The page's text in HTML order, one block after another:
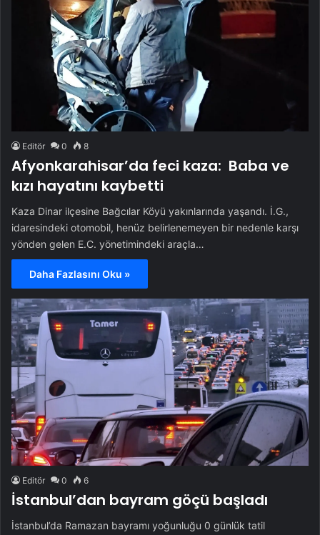
Editör 0 8
Afyonkarahisar’da feci kaza: Baba ve
kızı hayatını kaybetti
Kaza Dinar ilçesine Bağcılar Köyü yakınlarında yaşandı. İ.G.,
idaresindeki otomobil, henüz belirlenemeyen bir nedenle karşı
yönden gelen E.C. yönetimindeki araçla…
Daha Fazlasını Oku »
Editör 0 6
İstanbul’dan bayram göçü başladı
İstanbul’da Ramazan bayramı yoğunluğu 0 günlük tatil